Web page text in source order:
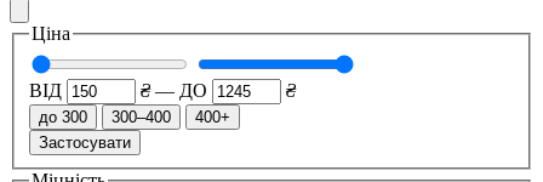
Ціна
ВІД ₴ — ДО ₴
до 300 300–400
400+
Застосувати